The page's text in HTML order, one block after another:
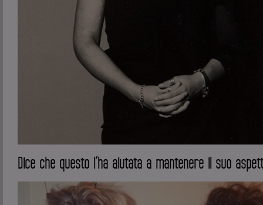
Dice che questo l’ha aiutata a mantenere il suo